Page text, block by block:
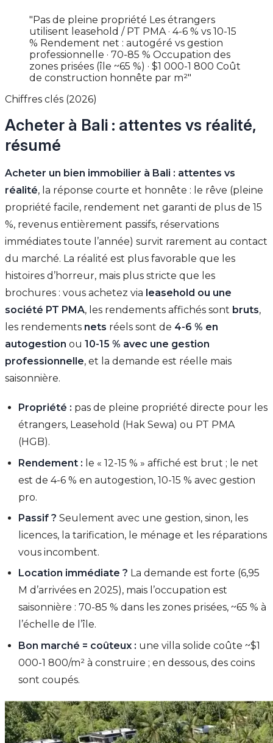
"Pas de pleine propriété Les étrangers
utilisent leasehold / PT PMA · 4-6 % vs 10-15
% Rendement net : autogéré vs gestion
professionnelle · 70-85 % Occupation des
zones prisées (île ~65 %) · $1 000-1 800 Coût
de construction honnête par m²"
Chiffres clés (2026)
Acheter à Bali : attentes vs réalité,
résumé
Acheter un bien immobilier à Bali : attentes vs
réalité, la réponse courte et honnête : le rêve (pleine
propriété facile, rendement net garanti de plus de 15
%, revenus entièrement passifs, réservations
immédiates toute l’année) survit rarement au contact
du marché. La réalité est plus favorable que les
histoires d’horreur, mais plus stricte que les
brochures : vous achetez via leasehold ou une
société PT PMA, les rendements affichés sont bruts,
les rendements nets réels sont de 4-6 % en
autogestion ou 10-15 % avec une gestion
professionnelle, et la demande est réelle mais
saisonnière.
Propriété : pas de pleine propriété directe pour les
étrangers, Leasehold (Hak Sewa) ou PT PMA
(HGB).
Rendement : le « 12-15 % » affiché est brut ; le net
est de 4-6 % en autogestion, 10-15 % avec gestion
pro.
Passif ? Seulement avec une gestion, sinon, les
licences, la tarification, le ménage et les réparations
vous incombent.
Location immédiate ? La demande est forte (6,95
M d’arrivées en 2025), mais l’occupation est
saisonnière : 70-85 % dans les zones prisées, ~65 % à
l’échelle de l’île.
Bon marché = coûteux : une villa solide coûte ~$1
000-1 800/m² à construire ; en dessous, des coins
sont coupés.